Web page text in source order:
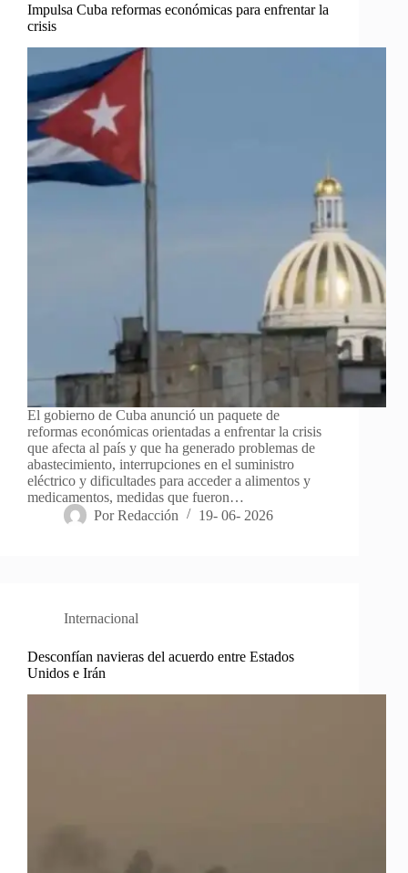
Impulsa Cuba reformas económicas para enfrentar la
crisis
El gobierno de Cuba anunció un paquete de
reformas económicas orientadas a enfrentar la crisis
que afecta al país y que ha generado problemas de
abastecimiento, interrupciones en el suministro
eléctrico y dificultades para acceder a alimentos y
medicamentos, medidas que fueron…
Por Redacción 19- 06- 2026
Internacional
Desconfían navieras del acuerdo entre Estados
Unidos e Irán